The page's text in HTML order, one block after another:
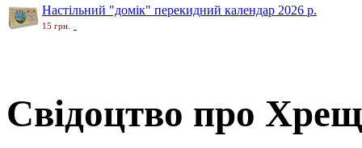
Настільний "домік" перекидний календар 2026 р.
15 грн.
Свідоцтво про